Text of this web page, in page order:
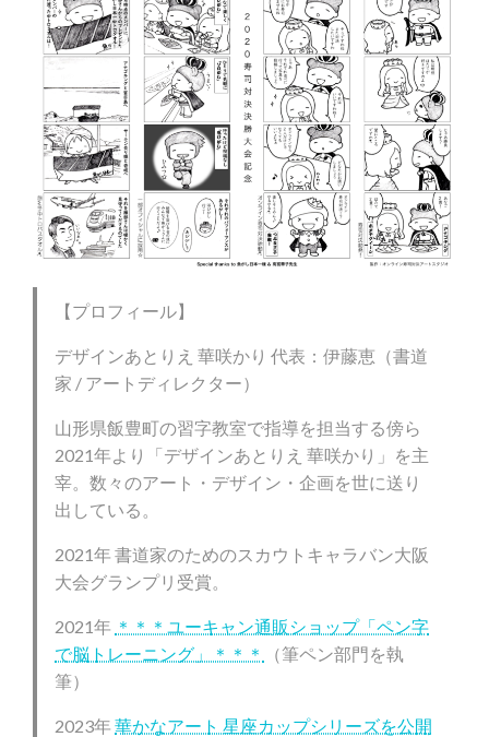
【プロフィール】
デザインあとりえ 華咲かり 代表：伊藤恵（書道
家 / アートディレクター）
山形県飯豊町の習字教室で指導を担当する傍ら
2021年より「デザインあとりえ 華咲かり」を主
宰。数々のアート・デザイン・企画を世に送り
出している。
2021年 書道家のためのスカウトキャラバン大阪
大会グランプリ受賞。
2021年 ＊＊＊ユーキャン通販ショップ「ペン字
で脳トレーニング」＊＊＊
（筆ペン部門を執
筆）
2023年 華かなアート 星座カップシリーズを公開